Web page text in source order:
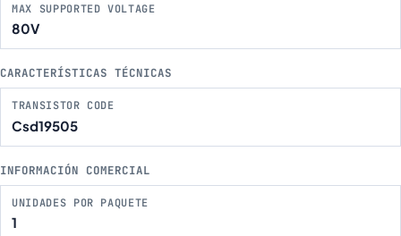
MAX SUPPORTED VOLTAGE
80V
CARACTERÍSTICAS TÉCNICAS
TRANSISTOR CODE
Csd19505
INFORMACIÓN COMERCIAL
UNIDADES POR PAQUETE
1